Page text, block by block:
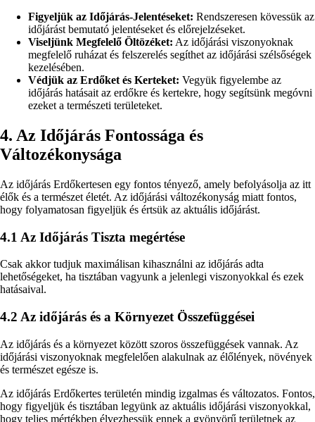
Figyeljük az Időjárás-Jelentéseket: Rendszeresen kövessük az
időjárást bemutató jelentéseket és előrejelzéseket.
Viseljünk Megfelelő Öltözéket: Az időjárási viszonyoknak
megfelelő ruházat és felszerelés segíthet az időjárási szélsőségek
kezelésében.
Védjük az Erdőket és Kerteket: Vegyük figyelembe az
időjárás hatásait az erdőkre és kertekre, hogy segítsünk megóvni
ezeket a természeti területeket.
4. Az Időjárás Fontossága és
Változékonysága
Az időjárás Erdőkertesen egy fontos tényező, amely befolyásolja az itt
élők és a természet életét. Az időjárási változékonyság miatt fontos,
hogy folyamatosan figyeljük és értsük az aktuális időjárást.
4.1 Az Időjárás Tiszta megértése
Csak akkor tudjuk maximálisan kihasználni az időjárás adta
lehetőségeket, ha tisztában vagyunk a jelenlegi viszonyokkal és ezek
hatásaival.
4.2 Az időjárás és a Környezet Összefüggései
Az időjárás és a környezet között szoros összefüggések vannak. Az
időjárási viszonyoknak megfelelően alakulnak az élőlények, növények
és természet egésze is.
Az időjárás Erdőkertes területén mindig izgalmas és változatos. Fontos,
hogy figyeljük és tisztában legyünk az aktuális időjárási viszonyokkal,
hogy teljes mértékben élvezhessük ennek a gyönyörű területnek az